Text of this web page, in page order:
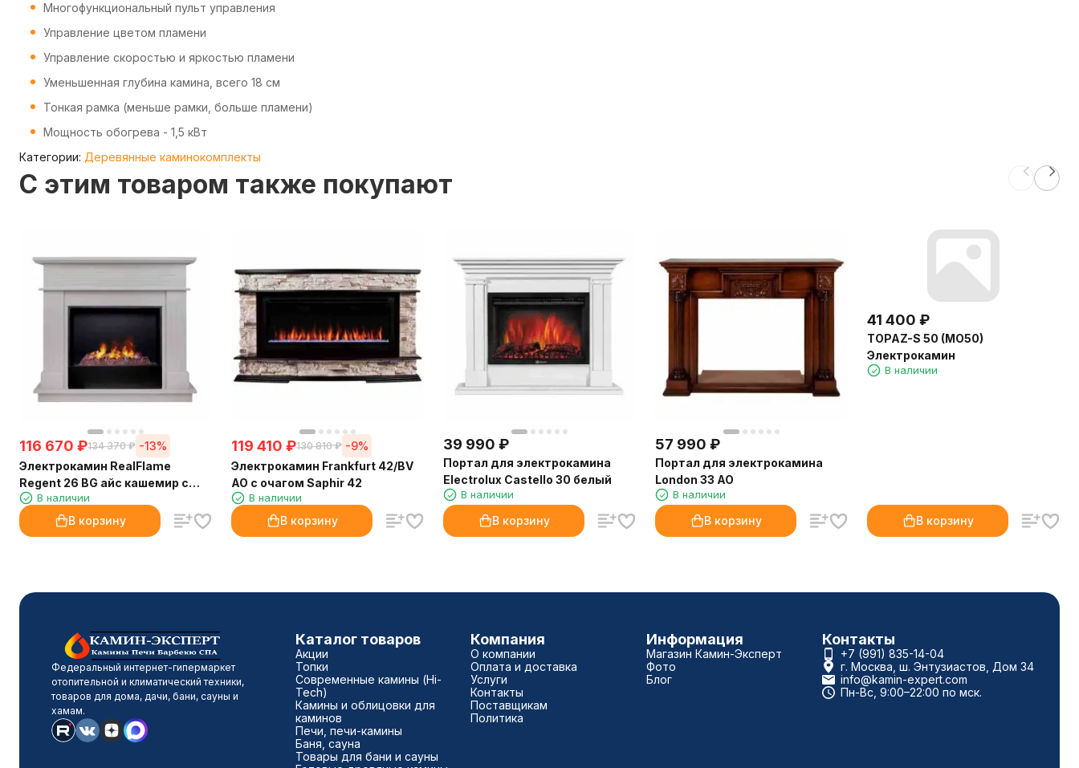
Многофункциональный пульт управления
Управление цветом пламени
Управление скоростью и яркостью пламени
Уменьшенная глубина камина, всего 18 см
Тонкая рамка (меньше рамки, больше пламени)
Мощность обогрева - 1,5 кВт
Категории: Деревянные каминокомплекты
C этим товаром также покупают
116 670 ₽134 370 ₽ -13%
Электрокамин RealFlame
Regent 26 BG айс кашемир с
очагом 3D Cassette 630
В наличии
В корзину
119 410 ₽130 810 ₽ -9%
Электрокамин Frankfurt 42/BV
AO с очагом Saphir 42
В наличии
В корзину
39 990 ₽
Портал для электрокамина
Electrolux Castello 30 белый
В наличии
В корзину
57 990 ₽
Портал для электрокамина
London 33 AO
В наличии
В корзину
41 400 ₽
TOPAZ-S 50 (MO50)
Электрокамин
В наличии
В корзину
Федеральный интернет-гипермаркет
отопительной и климатический техники,
товаров для дома, дачи, бани, сауны и
хамам.
Каталог товаров
Акции
Топки
Современные камины (Hi-
Tech)
Камины и облицовки для
каминов
Печи, печи-камины
Баня, сауна
Товары для бани и сауны
Компания
О компании
Оплата и доставка
Услуги
Контакты
Поставщикам
Политика
Информация
Магазин Камин-Эксперт
Фото
Блог
Контакты
+7 (991) 835-14-04
г. Москва, ш. Энтузиастов, Дом 34
info@kamin-expert.com
Пн-Вс, 9:00–22:00 по мск.